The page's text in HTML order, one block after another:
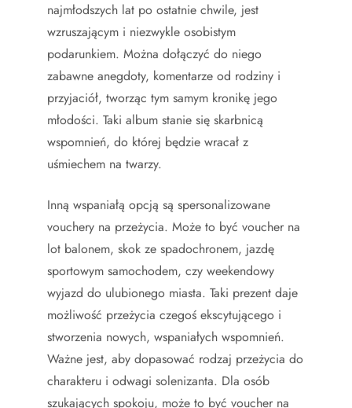
najmłodszych lat po ostatnie chwile, jest
wzruszającym i niezwykle osobistym
podarunkiem. Można dołączyć do niego
zabawne anegdoty, komentarze od rodziny i
przyjaciół, tworząc tym samym kronikę jego
młodości. Taki album stanie się skarbnicą
wspomnień, do której będzie wracał z
uśmiechem na twarzy.
Inną wspaniałą opcją są spersonalizowane
vouchery na przeżycia. Może to być voucher na
lot balonem, skok ze spadochronem, jazdę
sportowym samochodem, czy weekendowy
wyjazd do ulubionego miasta. Taki prezent daje
możliwość przeżycia czegoś ekscytującego i
stworzenia nowych, wspaniałych wspomnień.
Ważne jest, aby dopasować rodzaj przeżycia do
charakteru i odwagi solenizanta. Dla osób
szukających spokoju, może to być voucher na